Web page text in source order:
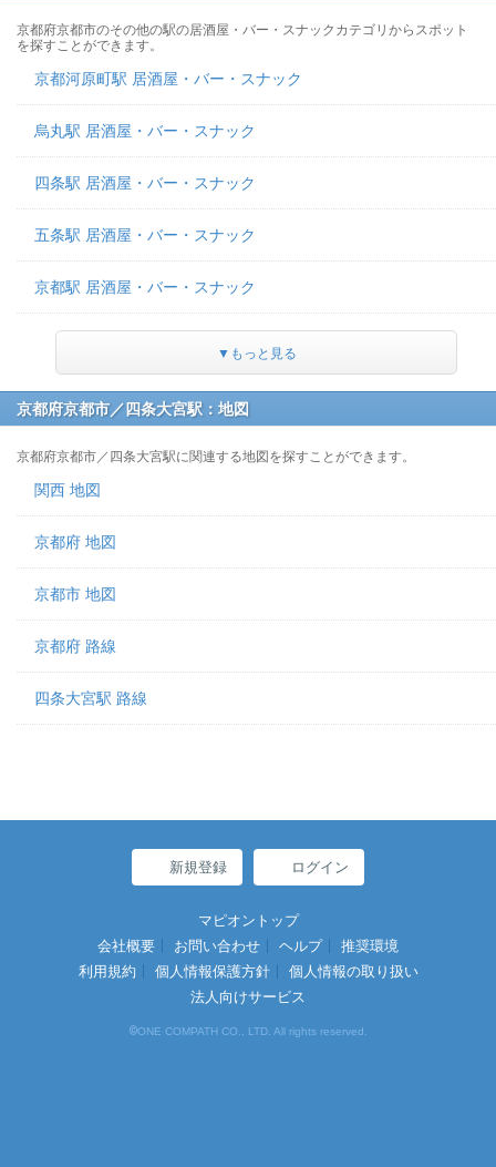
京都府京都市のその他の駅の居酒屋・バー・スナックカテゴリからスポット
を探すことができます。
京都河原町駅 居酒屋・バー・スナック
烏丸駅 居酒屋・バー・スナック
四条駅 居酒屋・バー・スナック
五条駅 居酒屋・バー・スナック
京都駅 居酒屋・バー・スナック
▼もっと見る
京都府京都市／四条大宮駅：地図
京都府京都市／四条大宮駅に関連する地図を探すことができます。
関西 地図
京都府 地図
京都市 地図
京都府 路線
四条大宮駅 路線
新規登録 ログイン
マピオントップ
会社概要
お問い合わせ ヘルプ
推奨環境
利用規約
個人情報保護方針
個人情報の取り扱い
法人向けサービス
©ONE COMPATH CO., LTD. All rights reserved.